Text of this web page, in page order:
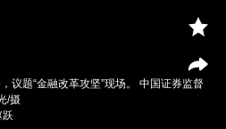
议题“金融改革攻坚”现场。 中国证券监督
/摄
跃